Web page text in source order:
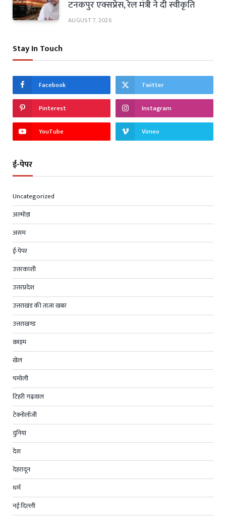
टनकपुर एक्सप्रेस, रेल मंत्री ने दी स्वीकृति
AUGUST 7, 2026
Stay In Touch
Facebook Twitter
Pinterest Instagram
YouTube Vimeo
ई-पेपर
Uncategorized
अल्मोड़ा
असम
ई-पेपर
उत्तरकाशी
उत्तरप्रदेश
उत्तराखंड की ताज़ा खबर
उत्तराखण्ड
क्राइम
खेल
चमोली
टिहरी गढ़वाल
टेक्नोलॉजी
दुनिया
देश
देहरादून
धर्म
नई दिल्ली